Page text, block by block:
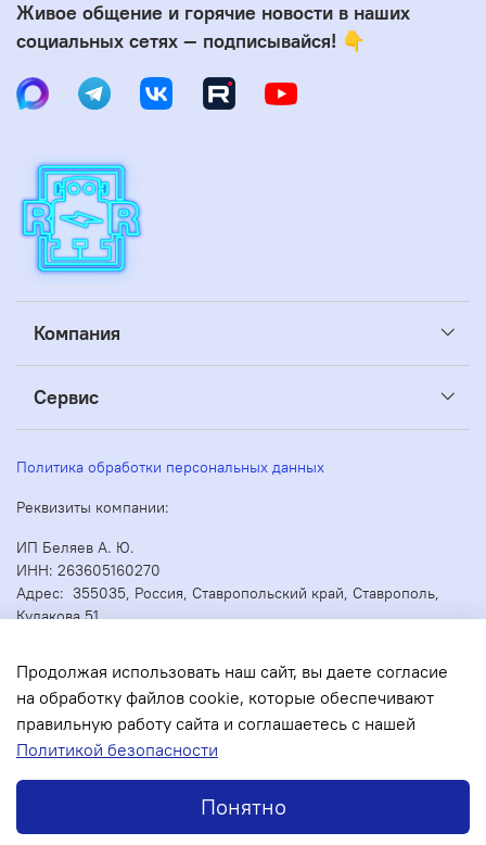
Компания
Сервис
Живое общение и горячие новости в наших
социальных сетях — подписывайся! 👇
Политика обработки персональных данных
Реквизиты компании:
ИП Беляев А. Ю.
ИНН: 263605160270
Адрес: 355035, Россия, Ставропольский край, Ставрополь,
Кулакова 51
Главная Поиск Корзина Избранное Инструкции
Продолжая использовать наш сайт, вы даете согласие
на обработку файлов cookie, которые обеспечивают
правильную работу сайта и соглашаетесь с нашей
Политикой безопасности
Понятно